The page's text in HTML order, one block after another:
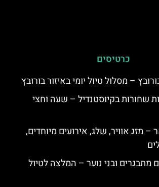
כרטיסים
– מסלול טיול יומי באיזור בורובץ
שחורות בקיוסטנדיל – שעה וחצי
– מזג אוויר, שלג, אירועים מיוחדים,
מתבגרים ובני נוער – המלצה לטיול